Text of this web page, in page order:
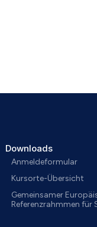
Downloads
Anmeldeformular
Kursorte-Übersicht
Gemeinsamer
Referenzrahmmen für